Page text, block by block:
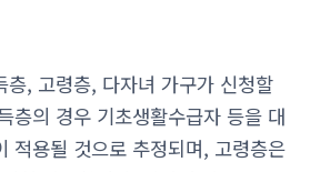
층, 고령층, 다자녀 가구가 신청할
층의 경우 기초생활수급자 등을 대
적용될 것으로 추정되며, 고령층은